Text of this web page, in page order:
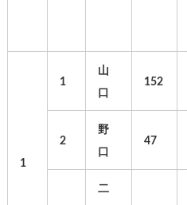
1
1
山
口
152
2
野
口
47
二